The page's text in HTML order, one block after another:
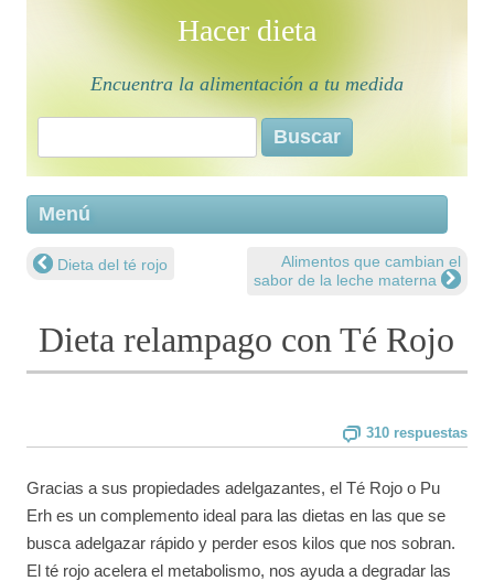
Hacer dieta
Encuentra la alimentación a tu medida
Buscar:
Menú
Navegación de entradas
Dieta del té rojo
Alimentos que cambian el
sabor de la leche materna
Dieta relampago con Té Rojo
310 respuestas
Gracias a sus propiedades adelgazantes, el Té Rojo o Pu
Erh es un complemento ideal para las dietas en las que se
busca adelgazar rápido y perder esos kilos que nos sobran.
El té rojo acelera el metabolismo, nos ayuda a degradar las